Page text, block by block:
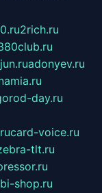
2rich.ru
adonyev.ru
day.ru
card-voice.ru
tlt.ru
shop.ru